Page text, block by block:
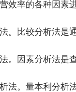
效率的各种因素
比较分析法是通
因素分析法是查
。量本利分析法